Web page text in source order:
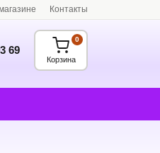
Контакты
69
Корзина
0